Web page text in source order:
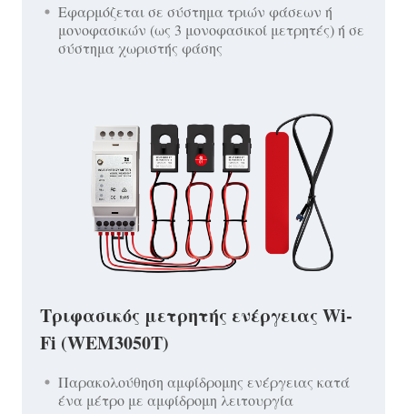
Εφαρμόζεται σε σύστημα τριών φάσεων ή
μονοφασικών (ως 3 μονοφασικοί μετρητές) ή σε
σύστημα χωριστής φάσης
Τριφασικός μετρητής ενέργειας Wi-
Fi (WEM3050T)
Παρακολούθηση αμφίδρομης ενέργειας κατά
ένα μέτρο με αμφίδρομη λειτουργία